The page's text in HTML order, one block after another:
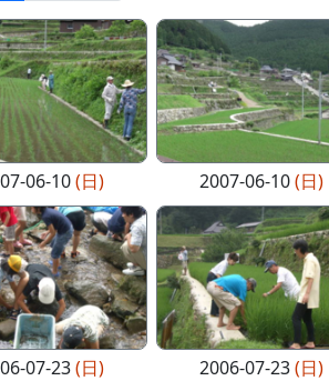
06-10(日) 2007-06-10(日)
07-23(日) 2006-07-23(日)